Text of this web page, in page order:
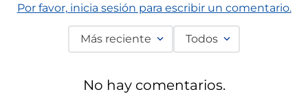
Por favor, inicia sesión para escribir un comentario.
Más reciente Todos
No hay comentarios.